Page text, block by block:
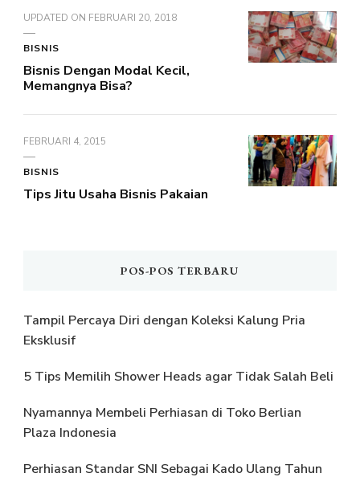
UPDATED ON FEBRUARI 20, 2018
BISNIS
Bisnis Dengan Modal Kecil,
Memangnya Bisa?
FEBRUARI 4, 2015
BISNIS
Tips Jitu Usaha Bisnis Pakaian
POS-POS TERBARU
Tampil Percaya Diri dengan Koleksi Kalung Pria
Eksklusif
5 Tips Memilih Shower Heads agar Tidak Salah Beli
Nyamannya Membeli Perhiasan di Toko Berlian
Plaza Indonesia
Perhiasan Standar SNI Sebagai Kado Ulang Tahun